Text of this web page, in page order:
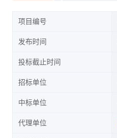
项目编号
发布时间
投标截止时间
招标单位
中标单位
代理单位